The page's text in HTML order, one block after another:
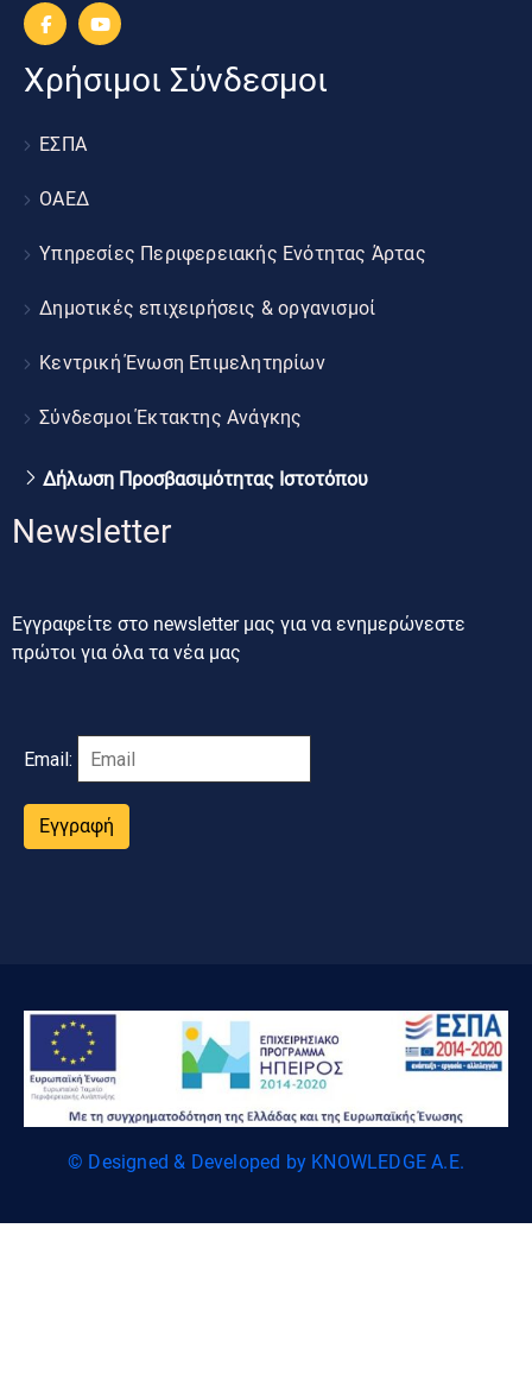
Χρήσιμοι Σύνδεσμοι
ΕΣΠΑ
ΟΑΕΔ
Υπηρεσίες Περιφερειακής Ενότητας Άρτας
Δημοτικές επιχειρήσεις & οργανισμοί
Κεντρική Ένωση Επιμελητηρίων
Σύνδεσμοι Έκτακτης Ανάγκης
Δήλωση Προσβασιμότητας Ιστοτόπου
Newsletter
Εγγραφείτε στο newsletter μας για να ενημερώνεστε
πρώτοι για όλα τα νέα μας
Email:
Εγγραφή
© Designed & Developed by KNOWLEDGE A.E.